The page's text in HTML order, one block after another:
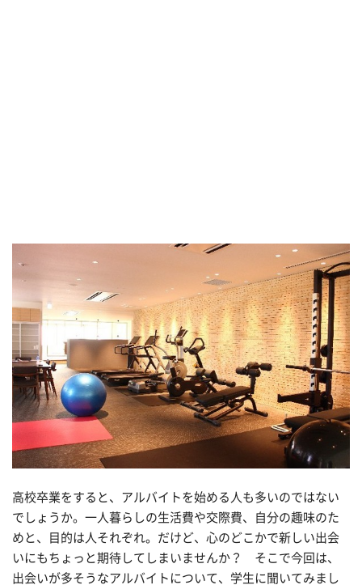
高校卒業をすると、アルバイトを始める人も多いのではない
でしょうか。一人暮らしの生活費や交際費、自分の趣味のた
めと、目的は人それぞれ。だけど、心のどこかで新しい出会
いにもちょっと期待してしまいませんか？ そこで今回は、
出会いが多そうなアルバイトについて、学生に聞いてみまし